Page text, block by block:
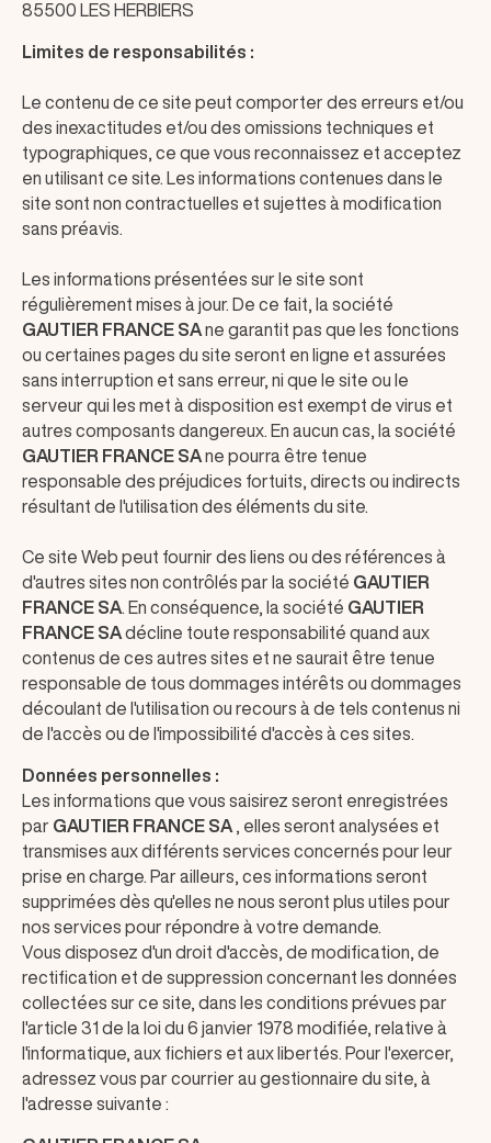
85500 LES HERBIERS
Limites de responsabilités :
Le contenu de ce site peut comporter des erreurs et/ou
des inexactitudes et/ou des omissions techniques et
typographiques, ce que vous reconnaissez et acceptez
en utilisant ce site. Les informations contenues dans le
site sont non contractuelles et sujettes à modification
sans préavis.
Les informations présentées sur le site sont
régulièrement mises à jour. De ce fait, la société
GAUTIER FRANCE SAne garantit pas que les fonctions
ou certaines pages du site seront en ligne et assurées
sans interruption et sans erreur, ni que le site ou le
serveur qui les met à disposition est exempt de virus et
autres composants dangereux. En aucun cas, la société
GAUTIER FRANCE SAne pourra être tenue
responsable des préjudices fortuits, directs ou indirects
résultant de l'utilisation des éléments du site.
Ce site Web peut fournir des liens ou des références à
d'autres sites non contrôlés par la société GAUTIER
FRANCE SA . En conséquence, la société GAUTIER
FRANCE SAdécline toute responsabilité quand aux
contenus de ces autres sites et ne saurait être tenue
responsable de tous dommages intérêts ou dommages
découlant de l'utilisation ou recours à de tels contenus ni
de l'accès ou de l'impossibilité d'accès à ces sites.
Données personnelles :
Les informations que vous saisirez seront enregistrées
par GAUTIER FRANCE SA
, elles seront analysées et
transmises aux différents services concernés pour leur
prise en charge. Par ailleurs, ces informations seront
supprimées dès qu'elles ne nous seront plus utiles pour
nos services pour répondre à votre demande.
Vous disposez d'un droit d'accès, de modification, de
rectification et de suppression concernant les données
collectées sur ce site, dans les conditions prévues par
l'article 31 de la loi du 6 janvier 1978 modifiée, relative à
l'informatique, aux fichiers et aux libertés. Pour l'exercer,
adressez vous par courrier au gestionnaire du site, à
l'adresse suivante :